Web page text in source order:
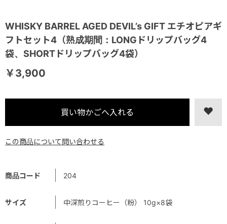
WHISKY BARREL AGED DEVIL’s GIFT エチオピアギ
フトセット4（熟成期間：LONGドリップバッグ4
袋、SHORTドリップバッグ4袋）
￥3,900
商品コード 204
サイズ 中深煎りコーヒー（粉） 10g×8袋
この商品について問い合わせる